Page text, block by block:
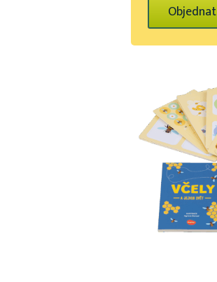
Objednat